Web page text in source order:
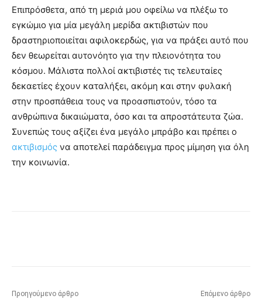
Επιπρόσθετα, από τη μεριά μου οφείλω να πλέξω το
εγκώμιο για μία μεγάλη μερίδα ακτιβιστών που
δραστηριοποιείται αφιλοκερδώς, για να πράξει αυτό που
δεν θεωρείται αυτονόητο για την πλειονότητα του
κόσμου. Μάλιστα πολλοί ακτιβιστές τις τελευταίες
δεκαετίες έχουν καταλήξει, ακόμη και στην φυλακή
στην προσπάθεια τους να προασπιστούν, τόσο τα
ανθρώπινα δικαιώματα, όσο και τα απροστάτευτα ζώα.
Συνεπώς τους αξίζει ένα μεγάλο μπράβο και πρέπει ο
ακτιβισμός να αποτελεί παράδειγμα προς μίμηση για όλη
την κοινωνία.
Προηγούμενο άρθρο Επόμενο άρθρο